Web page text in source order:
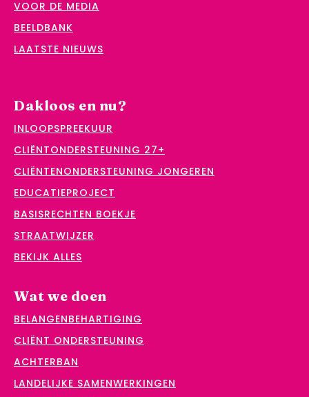
VOOR DE MEDIA
BEELDBANK
LAATSTE NIEUWS
Dakloos en nu?
INLOOPSPREEKUUR
CLIËNTONDERSTEUNING 27+
CLIËNTENONDERSTEUNING JONGEREN
EDUCATIEPROJECT
BASISRECHTEN BOEKJE
STRAATWIJZER
BEKIJK ALLES
Wat we doen
BELANGENBEHARTIGING
CLIËNT ONDERSTEUNING
ACHTERBAN
LANDELIJKE SAMENWERKINGEN